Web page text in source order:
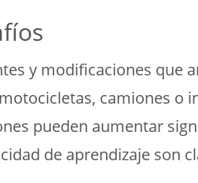
y modificaciones que
camiones o
pueden aumentar
de aprendizaje son